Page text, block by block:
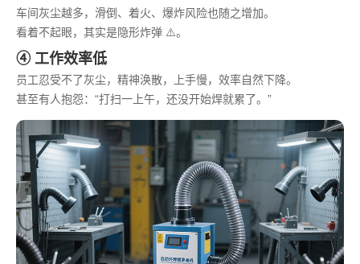
车间灰尘越多，滑倒、着火、爆炸风险也随之增加。
看着不起眼，其实是隐形炸弹 ⚠️。
④ 工作效率低
员工忍受不了灰尘，精神涣散，上手慢，效率自然下降。
甚至有人抱怨：“打扫一上午，还没开始焊就累了。”